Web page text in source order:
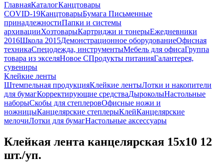
ГлавнаяКаталогКанцтовары
COVID-19КанцтоварыБумага Письменные
принадлежностиПапки и системы
архивацииХозтоварыКартриджи и тонерыЕжедневники
2016Школа 2015Демонстрационное оборудованиеОфисная
техникаСпецодежда, инструментыМебель для офисаГруппа
товара из экселяНовое СПродукты питанияГалантерея,
сувениры
Клейкие ленты
Штемпельная продукцияКлейкие лентыЛотки и накопители
для бумагКорректирующие средстваДыроколыНастольные
наборыСкобы для степлеровОфисные ножи и
ножницыКанцелярские степлерыКлейКанцелярские
мелочиЛотки для бумагНастольные аксессуары
Клейкая лента канцелярская 15х10 12
шт./уп.